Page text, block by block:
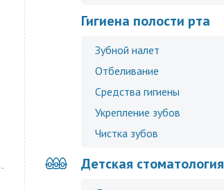
Гигиена полости рта
Зубной налет
Отбеливание
Средства гигиены
Укрепление зубов
Чистка зубов
Детская стоматология